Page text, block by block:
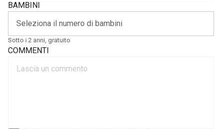
BAMBINI
Sotto i 2 anni, gratuito
COMMENTI